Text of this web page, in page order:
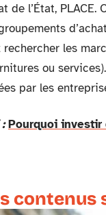
de l’État,
rechercher les
ou
par les
Pourquoi investir
contenus